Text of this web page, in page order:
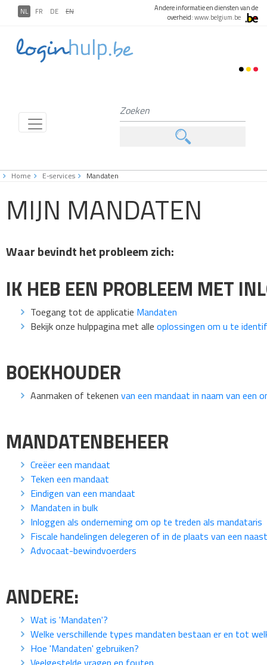
NL FR DE EN
Andere informatie en diensten van de
overheid:www.belgium.be
Home E-services Mandaten
MIJN MANDATEN
Waar bevindt het probleem zich:
IK HEB EEN PROBLEEM MET
Toegang tot de applicatie Mandaten
Bekijk onze hulppagina met alle oplossingen om u te
BOEKHOUDER
Aanmaken of tekenen van een mandaat in naam van een
MANDATENBEHEER
Creëer een mandaat
Teken een mandaat
Eindigen van een mandaat
Mandaten in bulk
Inloggen als onderneming om op te treden als mandataris
Fiscale handelingen delegeren of in de plaats van een
Advocaat-bewindvoerders
ANDERE:
Wat is 'Mandaten'?
Welke verschillende types mandaten bestaan er en tot
Hoe 'Mandaten' gebruiken?